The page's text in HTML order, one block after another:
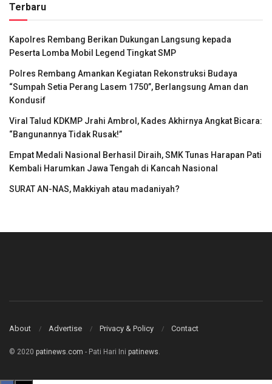
Terbaru
Kapolres Rembang Berikan Dukungan Langsung kepada
Peserta Lomba Mobil Legend Tingkat SMP
Polres Rembang Amankan Kegiatan Rekonstruksi Budaya
“Sumpah Setia Perang Lasem 1750”, Berlangsung Aman dan
Kondusif
Viral Talud KDKMP Jrahi Ambrol, Kades Akhirnya Angkat Bicara:
“Bangunannya Tidak Rusak!”
Empat Medali Nasional Berhasil Diraih, SMK Tunas Harapan Pati
Kembali Harumkan Jawa Tengah di Kancah Nasional
SURAT AN-NAS, Makkiyah atau madaniyah?
About Advertise Privacy & Policy Contact
© 2020 patinews.com - Pati Hari Ini patinews.